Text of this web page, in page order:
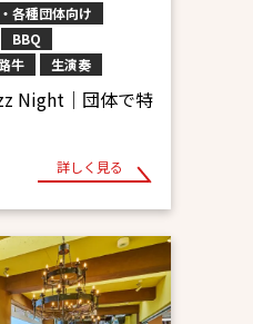
各種団体向け
BBQ
牛 生演奏
Night｜団体で特
詳しく見る